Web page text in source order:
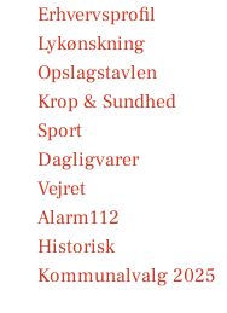
Erhvervsprofil
Lykønskning
Opslagstavlen
Krop & Sundhed
Sport
Dagligvarer
Vejret
Alarm112
Historisk
Kommunalvalg 2025